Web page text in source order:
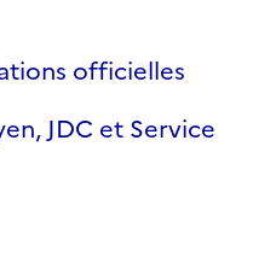
officielles
JDC et Service